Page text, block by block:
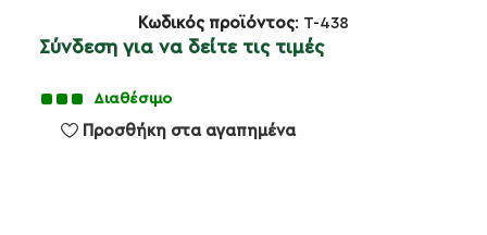
Κωδικός προϊόντος: T-438
Σύνδεση για να δείτε τις τιμές
Διαθέσιμο
Προσθήκη στα αγαπημένα